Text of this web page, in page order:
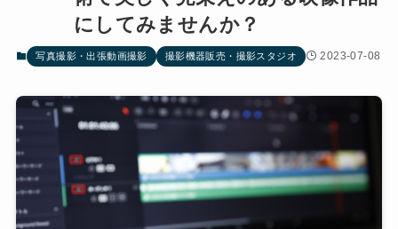
にしてみませんか？
写真撮影・出張動画撮影 撮影機器販売・撮影スタジオ 2023-07-08